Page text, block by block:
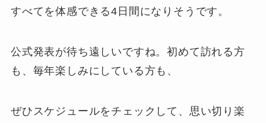
すべてを体感できる4日間になりそうです。
公式発表が待ち遠しいですね。初めて訪れる方
も、毎年楽しみにしている方も、
ぜひスケジュールをチェックして、思い切り楽